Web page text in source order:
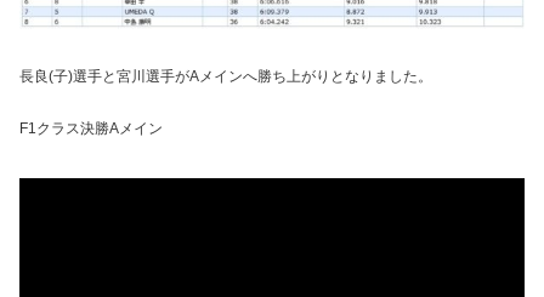
長良(子)選手と宮川選手がAメインへ勝ち上がりとなりました。
F1クラス決勝Aメイン